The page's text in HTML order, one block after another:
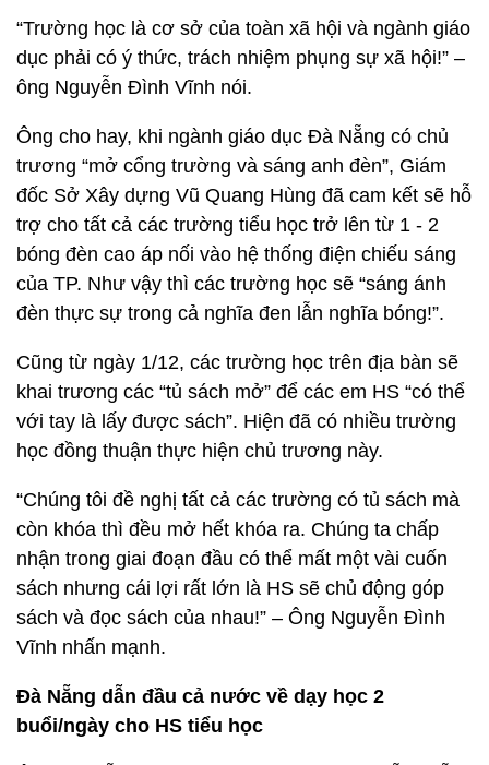
“Trường học là cơ sở của toàn xã hội và ngành giáo
dục phải có ý thức, trách nhiệm phụng sự xã hội!” –
ông Nguyễn Đình Vĩnh nói.
Ông cho hay, khi ngành giáo dục Đà Nẵng có chủ
trương “mở cổng trường và sáng anh đèn”, Giám
đốc Sở Xây dựng Vũ Quang Hùng đã cam kết sẽ hỗ
trợ cho tất cả các trường tiểu học trở lên từ 1 - 2
bóng đèn cao áp nối vào hệ thống điện chiếu sáng
của TP. Như vậy thì các trường học sẽ “sáng ánh
đèn thực sự trong cả nghĩa đen lẫn nghĩa bóng!”.
Cũng từ ngày 1/12, các trường học trên địa bàn sẽ
khai trương các “tủ sách mở” để các em HS “có thể
với tay là lấy được sách”. Hiện đã có nhiều trường
học đồng thuận thực hiện chủ trương này.
“Chúng tôi đề nghị tất cả các trường có tủ sách mà
còn khóa thì đều mở hết khóa ra. Chúng ta chấp
nhận trong giai đoạn đầu có thể mất một vài cuốn
sách nhưng cái lợi rất lớn là HS sẽ chủ động góp
sách và đọc sách của nhau!” – Ông Nguyễn Đình
Vĩnh nhấn mạnh.
Đà Nẵng dẫn đầu cả nước về dạy học 2
buổi/ngày cho HS tiểu học